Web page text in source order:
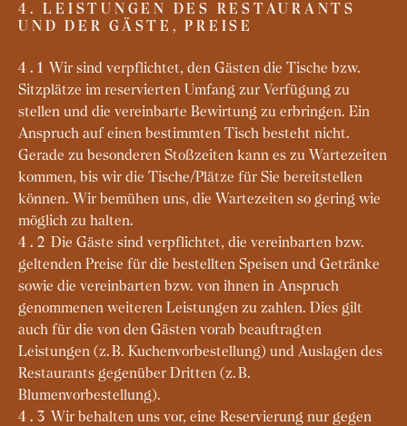
4. LEISTUNGEN DES RESTAURANTS
UND DER GÄSTE, PREISE
4.1 Wir sind verpflichtet, den Gästen die Tische bzw.
Sitzplätze im reservierten Umfang zur Verfügung zu
stellen und die vereinbarte Bewirtung zu erbringen. Ein
Anspruch auf einen bestimmten Tisch besteht nicht.
Gerade zu besonderen Stoßzeiten kann es zu Wartezeiten
kommen, bis wir die Tische/Plätze für Sie bereitstellen
können. Wir bemühen uns, die Wartezeiten so gering wie
möglich zu halten.
4.2 Die Gäste sind verpflichtet, die vereinbarten bzw.
geltenden Preise für die bestellten Speisen und Getränke
sowie die vereinbarten bzw. von ihnen in Anspruch
genommenen weiteren Leistungen zu zahlen. Dies gilt
auch für die von den Gästen vorab beauftragten
Leistungen (z. B. Kuchenvorbestellung) und Auslagen des
Restaurants gegenüber Dritten (z. B.
Blumenvorbestellung).
4.3 Wir behalten uns vor, eine Reservierung nur gegen